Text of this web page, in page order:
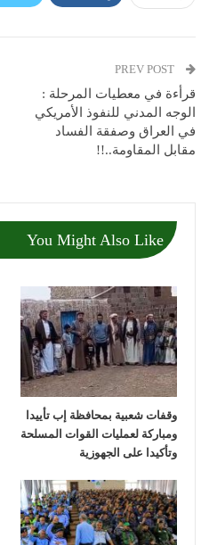
قرأءة في معطيات المرحلة :
الوجه المدني للنفوذ الأمريكي
في العراق وصفقة الفساد
مقابل المقاومة..!!
You Might Also Like
وقفات شعبية بمحافظة إب تأييدا
ومباركة لعمليات القوات المسلحة
وتأكيدا على الجهوزية